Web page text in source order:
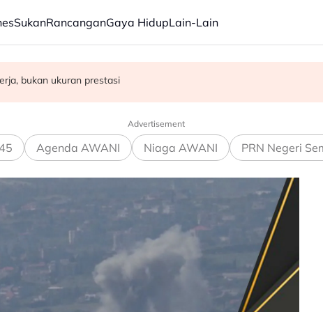
SukanRancanganGaya HidupLain-Lain
kesihatan, infrastruktur awam di Gaza
bukan ukuran prestasi
- Syed Ahmad Idid
Advertisement
Agenda AWANI Niaga AWANI PRN Negeri